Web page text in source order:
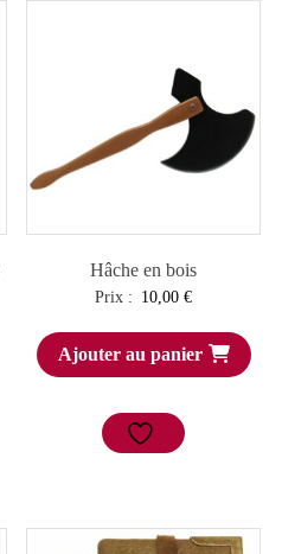
Hâche en bois
Prix : 10,00€
Ajouter au panier